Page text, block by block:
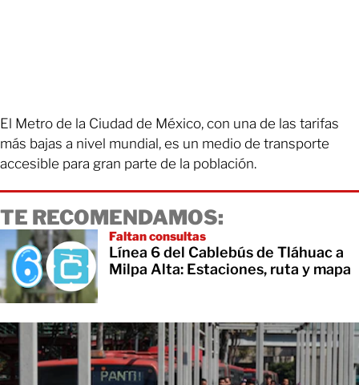
El Metro de la Ciudad de México, con una de las tarifas
más bajas a nivel mundial, es un medio de transporte
accesible para gran parte de la población.
TE RECOMENDAMOS:
Faltan consultas
Línea 6 del Cablebús de Tláhuac a
Milpa Alta: Estaciones, ruta y mapa